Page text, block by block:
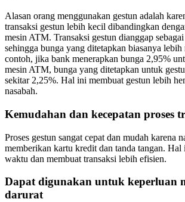
Alasan orang menggunakan gestun adalah
transaksi gestun lebih kecil dibandingkan
mesin ATM. Transaksi gestun dianggap
sehingga bunga yang ditetapkan biasanya lebih
contoh, jika bank menerapkan bunga 2,95%
mesin ATM, bunga yang ditetapkan untuk
sekitar 2,25%. Hal ini membuat gestun lebih
nasabah.
Kemudahan dan kecepatan proses
Proses gestun sangat cepat dan mudah karena
memberikan kartu kredit dan tanda tangan. Hal
waktu dan membuat transaksi lebih efisien.
Dapat digunakan untuk keperluan
darurat